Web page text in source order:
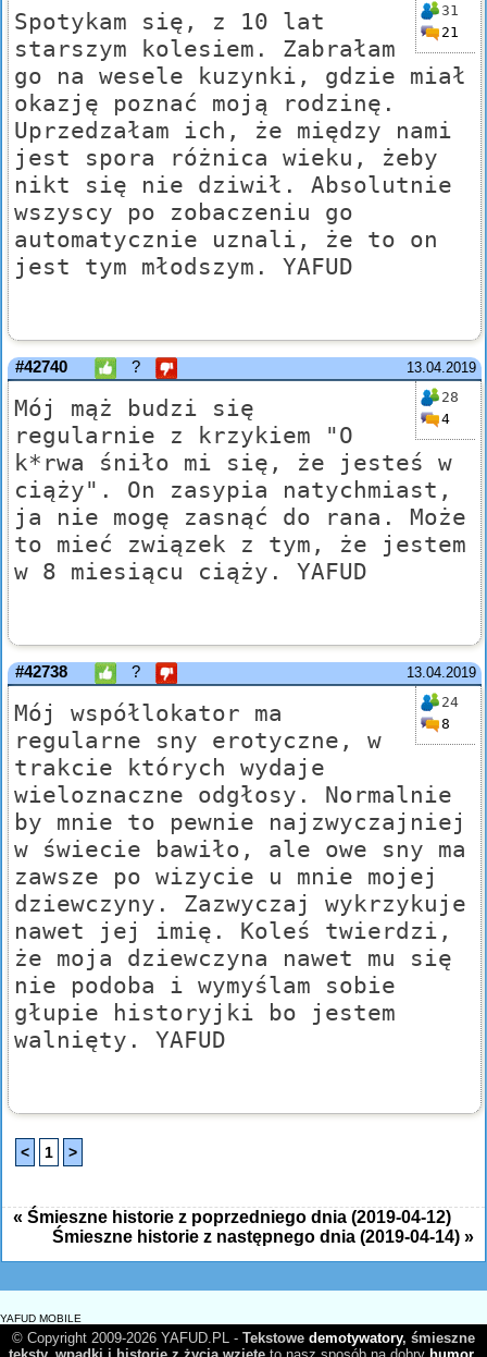
31
21
Spotykam się, z 10 lat
starszym kolesiem. Zabrałam
go na wesele kuzynki, gdzie miał
okazję poznać moją rodzinę.
Uprzedzałam ich, że między nami
jest spora różnica wieku, żeby
nikt się nie dziwił. Absolutnie
wszyscy po zobaczeniu go
automatycznie uznali, że to on
jest tym młodszym. YAFUD
13.04.2019
#42740 ?
28
4
Mój mąż budzi się
regularnie z krzykiem "O
k*rwa śniło mi się, że jesteś w
ciąży". On zasypia natychmiast,
ja nie mogę zasnąć do rana. Może
to mieć związek z tym, że jestem
w 8 miesiącu ciąży. YAFUD
13.04.2019
#42738 ?
24
8
Mój współlokator ma
regularne sny erotyczne, w
trakcie których wydaje
wieloznaczne odgłosy. Normalnie
by mnie to pewnie najzwyczajniej
w świecie bawiło, ale owe sny ma
zawsze po wizycie u mnie mojej
dziewczyny. Zazwyczaj wykrzykuje
nawet jej imię. Koleś twierdzi,
że moja dziewczyna nawet mu się
nie podoba i wymyślam sobie
głupie historyjki bo jestem
walnięty. YAFUD
< 1 >
« Śmieszne historie z poprzedniego dnia (2019-04-12)
Śmieszne historie z następnego dnia (2019-04-14) »
YAFUD MOBILE
© Copyright 2009-2026 YAFUD.PL - Tekstowe demotywatory, śmieszne